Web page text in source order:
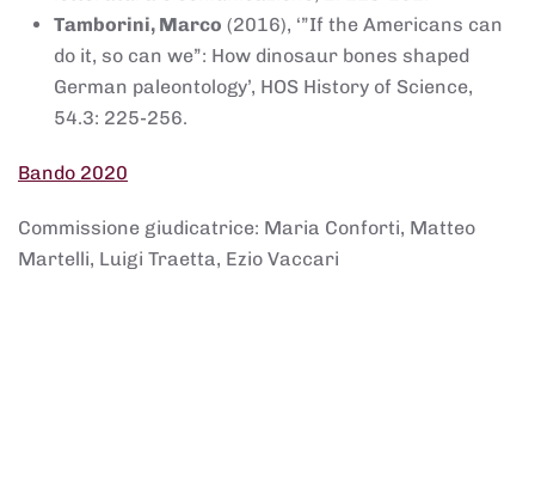
Tamborini, Marco (2016), ‘”If the Americans can
do it, so can we”: How dinosaur bones shaped
German paleontology’, HOS History of Science,
54.3: 225-256.
Bando 2020
Commissione giudicatrice: Maria Conforti, Matteo
Martelli, Luigi Traetta, Ezio Vaccari